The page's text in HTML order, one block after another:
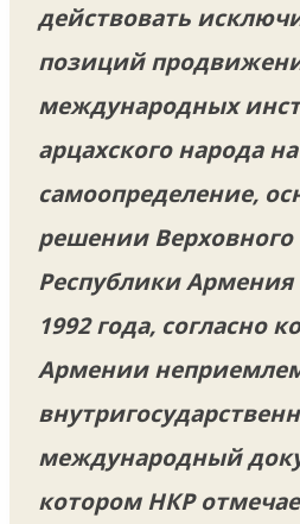
действовать
позиций
международных
арцахского народа на
самоопределение,
решении Верховного
Республики Армения
1992 года, согласно
Армении
международный
котором НКР